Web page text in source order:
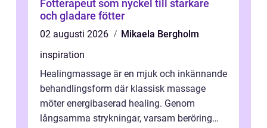
Fotterapeut som nyckel till starkare
och gladare fötter
02 augusti 2026
Mikaela Bergholm
inspiration
Healingmassage är en mjuk och inkännande
behandlingsform där klassisk massage
möter energibaserad healing. Genom
långsamma strykningar, varsam beröring